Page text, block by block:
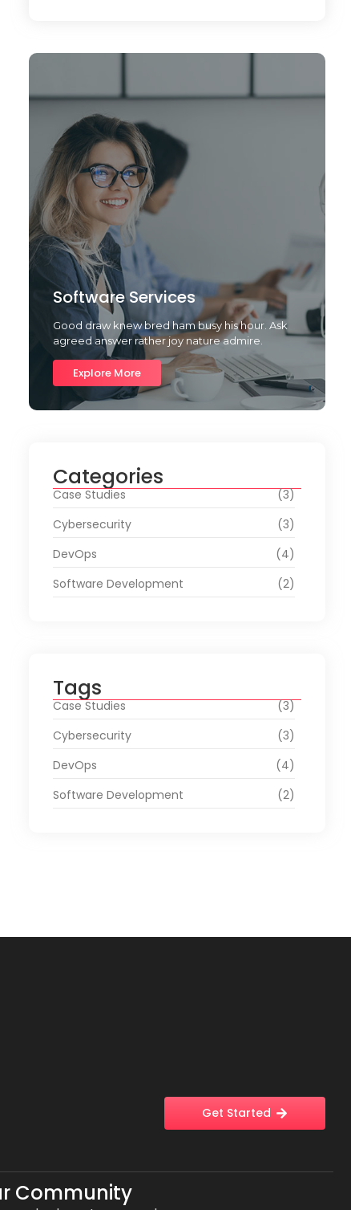
Software Services
Good draw knew bred ham busy his hour. Ask
agreed answer rather joy nature admire.
Explore More
Categories
Case Studies
(3)
Cybersecurity
(3)
DevOps
(4)
Software Development
(2)
Tags
Case Studies
(3)
Cybersecurity
(3)
DevOps
(4)
Software Development
(2)
Get Started
Community